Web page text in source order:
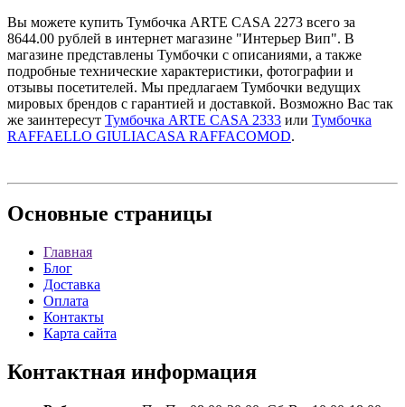
Вы можете купить Тумбочка ARTE CASA 2273 всего за
8644.00 рублей в интернет магазине "Интерьер Вип". В
магазине представлены Тумбочки с описаниями, а также
подробные технические характеристики, фотографии и
отзывы посетителей. Мы предлагаем Тумбочки ведущих
мировых брендов с гарантией и доставкой. Возможно Вас так
же заинтересут Тумбочка ARTE CASA 2333 или Тумбочка
RAFFAELLO GIULIACASA RAFFACOMOD.
Основные страницы
Главная
Блог
Доставка
Оплата
Контакты
Карта сайта
Контактная информация